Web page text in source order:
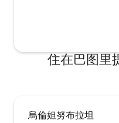
住在巴图里
烏倫妲努布拉坦